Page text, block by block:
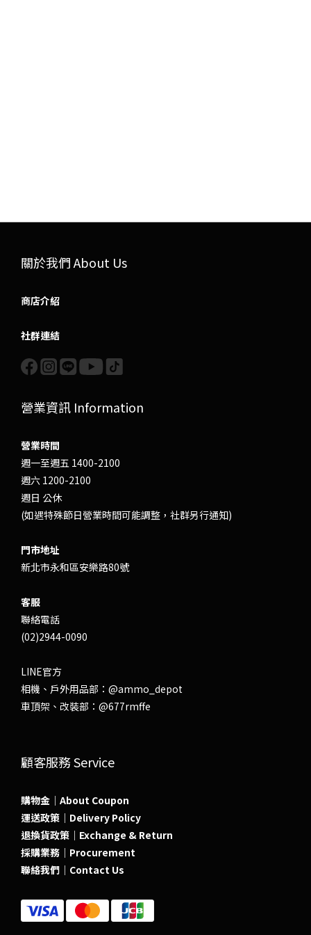
關於我們 About Us
商店介紹
社群連結
營業資訊 Information
營業時間
週一至週五 1400-2100
週六 1200-2100
週日 公休
(如遇特殊節日營業時間可能調整，社群另行通知)
門市地址
新北市永和區安樂路80號
客服
聯絡電話
(02)2944-0090
LINE官方
相機、戶外用品部： @ammo_depot
車頂架、改裝部： @677rmffe
顧客服務 Service
購物金｜About Coupon
運送政策｜Delivery Policy
退換貨政策｜Exchange & Return
採購業務｜Procurement
聯絡我們｜Contact Us